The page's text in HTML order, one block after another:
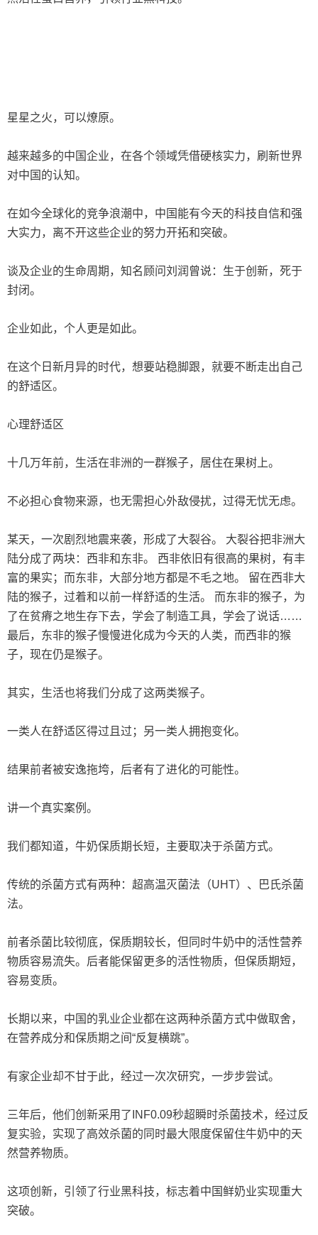
星星之火，可以燎原。
越来越多的中国企业，在各个领域凭借硬核实力，刷新世界
对中国的认知。
在如今全球化的竞争浪潮中，中国能有今天的科技自信和强
大实力，离不开这些企业的努力开拓和突破。
谈及企业的生命周期，知名顾问刘润曾说：生于创新，死于
封闭。
企业如此，个人更是如此。
在这个日新月异的时代，想要站稳脚跟，就要不断走出自己
的舒适区。
心理舒适区
十几万年前，生活在非洲的一群猴子，居住在果树上。
不必担心食物来源，也无需担心外敌侵扰，过得无忧无虑。
某天，一次剧烈地震来袭，形成了大裂谷。 大裂谷把非洲大
陆分成了两块：西非和东非。 西非依旧有很高的果树，有丰
富的果实；而东非，大部分地方都是不毛之地。 留在西非大
陆的猴子，过着和以前一样舒适的生活。 而东非的猴子，为
了在贫瘠之地生存下去，学会了制造工具，学会了说话……
最后，东非的猴子慢慢进化成为今天的人类，而西非的猴
子，现在仍是猴子。
其实，生活也将我们分成了这两类猴子。
一类人在舒适区得过且过；另一类人拥抱变化。
结果前者被安逸拖垮，后者有了进化的可能性。
讲一个真实案例。
我们都知道，牛奶保质期长短，主要取决于杀菌方式。
传统的杀菌方式有两种：超高温灭菌法（UHT）、巴氏杀菌
法。
前者杀菌比较彻底，保质期较长，但同时牛奶中的活性营养
物质容易流失。后者能保留更多的活性物质，但保质期短，
容易变质。
长期以来，中国的乳业企业都在这两种杀菌方式中做取舍，
在营养成分和保质期之间“反复横跳”。
有家企业却不甘于此，经过一次次研究，一步步尝试。
三年后，他们创新采用了INF0.09秒超瞬时杀菌技术，经过反
复实验，实现了高效杀菌的同时最大限度保留住牛奶中的天
然营养物质。
这项创新，引领了行业黑科技，标志着中国鲜奶业实现重大
突破。